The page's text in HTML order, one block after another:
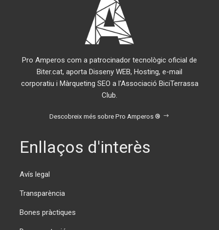
Pro Amperos com a patrocinador tecnològic oficial de
Biter.cat, aporta Disseny WEB, Hosting, e-mail
corporatiu i Màrqueting SEO a l'Associació BiciTerrassa
Club.
Descobreix més sobre Pro Amperos ®
Enllaços d'interès
Avís legal
Transparència
Bones pràctiques